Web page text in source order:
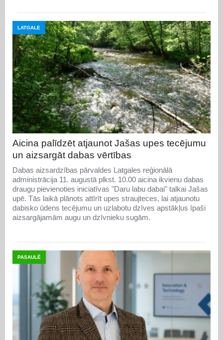
LATGALE
Aicina palīdzēt atjaunot Jašas upes tecējumu
un aizsargāt dabas vērtības
Dabas aizsardzības pārvaldes Latgales reģionālā
administrācija 11. augustā plkst. 10.00 aicina ikvienu dabas
draugu pievienoties iniciatīvas "Daru labu dabai" talkai Jašas
upē. Tās laikā plānots attīrīt upes straujteces, lai atjaunotu
dabisko ūdens tecējumu un uzlabotu dzīves apstākļus īpaši
aizsargājamām augu un dzīvnieku sugām.
PASAULĒ